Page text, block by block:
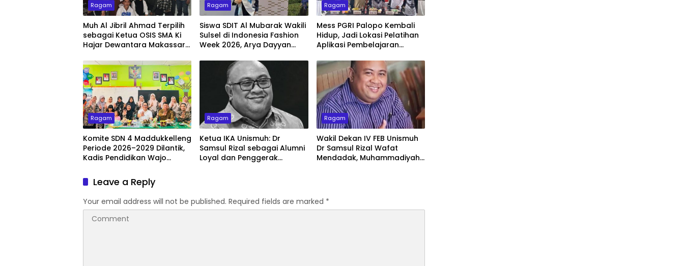
Ragam
Muh Al Jibril Ahmad Terpilih
sebagai Ketua OSIS SMA Ki
Hajar Dewantara Makassar
Ragam
Siswa SDIT Al Mubarak Wakili
Sulsel di Indonesia Fashion
Week 2026, Arya Dayyan
Busana Ulos Simetria
Ragam
Mess PGRI Palopo Kembali
Hidup, Jadi Lokasi Pelatihan
Aplikasi Pembelajaran
Ragam
Komite SDN 4 Maddukkelleng
Periode 2026–2029 Dilantik,
Kadis Pendidikan Wajo
Pendidikan
Ragam
Ketua IKA Unismuh: Dr
Samsul Rizal sebagai Alumni
Loyal dan Penggerak
Ragam
Wakil Dekan IV FEB Unismuh
Dr Samsul Rizal Wafat
Mendadak, Muhammadiyah
Leave a Reply
Your email address will not be published. Required fields are marked *